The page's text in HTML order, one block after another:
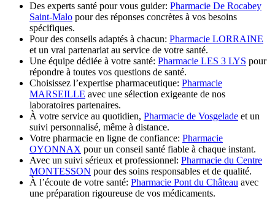
Des experts santé pour vous guider: Pharmacie De Rocabey
Saint-Malo pour des réponses concrètes à vos besoins
spécifiques.
Pour des conseils adaptés à chacun: Pharmacie LORRAINE
et un vrai partenariat au service de votre santé.
Une équipe dédiée à votre santé: Pharmacie LES 3 LYS pour
répondre à toutes vos questions de santé.
Choisissez l’expertise pharmaceutique: Pharmacie
MARSEILLE avec une sélection exigeante de nos
laboratoires partenaires.
À votre service au quotidien, Pharmacie de Vosgelade et un
suivi personnalisé, même à distance.
Votre pharmacie en ligne de confiance: Pharmacie
OYONNAX pour un conseil santé fiable à chaque instant.
Avec un suivi sérieux et professionnel: Pharmacie du Centre
MONTESSON pour des soins responsables et de qualité.
À l’écoute de votre santé: Pharmacie Pont du Château avec
une préparation rigoureuse de vos médicaments.